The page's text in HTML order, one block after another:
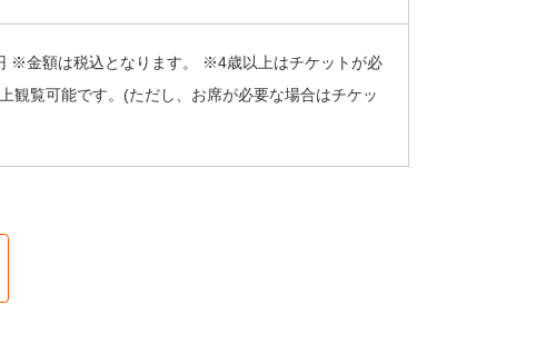
※金額は税込となります。 ※4歳以上はチケットが必
観覧可能です。(ただし、お席が必要な場合はチケッ